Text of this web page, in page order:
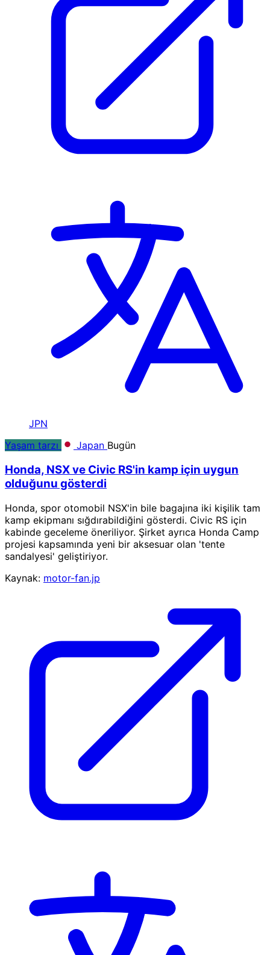
JPN
Yaşam tarzı
Japan Bugün
Honda, NSX ve Civic RS'in kamp için uygun
olduğunu gösterdi
Honda, spor otomobil NSX'in bile bagajına iki kişilik tam
kamp ekipmanı sığdırabildiğini gösterdi. Civic RS için
kabinde geceleme öneriliyor. Şirket ayrıca Honda Camp
projesi kapsamında yeni bir aksesuar olan 'tente
sandalyesi' geliştiriyor.
Kaynak: motor-fan.jp